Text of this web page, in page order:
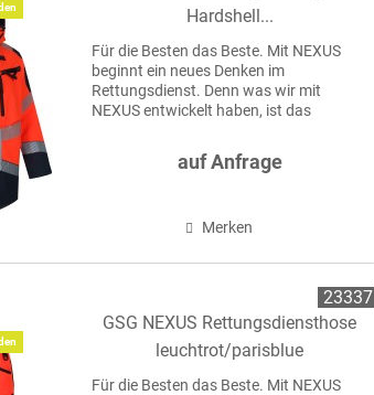
Hardshell...
Für die Besten das Beste. Mit NEXUS
beginnt ein neues Denken im
Rettungsdienst. Denn was wir mit
NEXUS entwickelt haben, ist das
Nähe zur Praxis und dem Anspruch, den
Standard nicht nur zu erfüllen,...
auf Anfrage
Merken
GSG NEXUS Rettungsdiensthose
leuchtrot/parisblue
Für die Besten das Beste. Mit NEXUS
23337